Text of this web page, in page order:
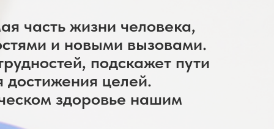
часть жизни человека,
и новыми вызовами.
подскажет пути
целей.
здоровье нашим